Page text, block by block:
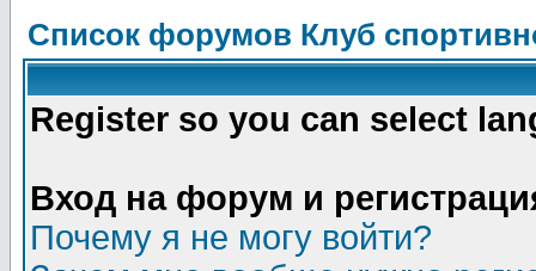
Список форумов Клуб
Register so you can select
Вход на форум и
Почему я не могу войти?